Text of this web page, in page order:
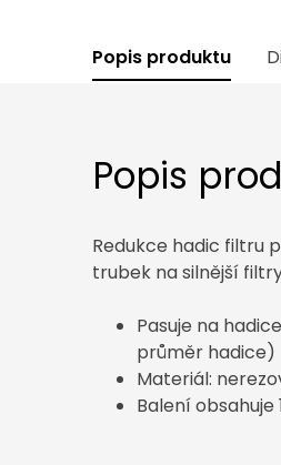
Popis produktu
Popis
Redukce hadic filtru
trubek na silnější
Pasuje na
průměr hadice)
Materiál:
Balení obsahuje